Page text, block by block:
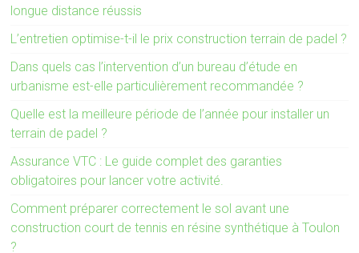
longue distance réussis
L’entretien optimise-t-il le prix construction terrain de padel ?
Dans quels cas l’intervention d’un bureau d’étude en
urbanisme est-elle particulièrement recommandée ?
Quelle est la meilleure période de l’année pour installer un
terrain de padel ?
Assurance VTC : Le guide complet des garanties
obligatoires pour lancer votre activité.
Comment préparer correctement le sol avant une
construction court de tennis en résine synthétique à Toulon
?